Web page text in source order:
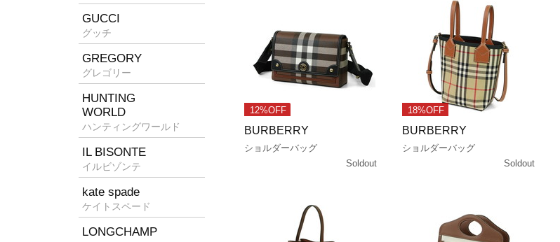
12%OFF
BURBERRY
ショルダーバッグ
Soldout
18%OFF
BURBERRY
ショルダーバッグ
Soldout
GUCCI
グッチ
GREGORY
グレゴリー
HUNTING
WORLD
ハンティングワールド
IL BISONTE
イルビゾンテ
kate spade
ケイトスペード
LONGCHAMP